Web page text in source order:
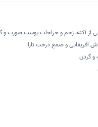
از آکنه، زخم و جراحات پوست صورت و
آفریقایی و صمغ درخت تارا
و گردن